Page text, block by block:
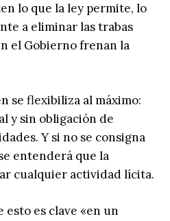
lo que la ley permite, lo
a eliminar las trabas
el Gobierno frenan la
se flexibiliza al máximo:
y sin obligación de
Y si no se consigna
entenderá que la
cualquier actividad lícita.
es clave «en un